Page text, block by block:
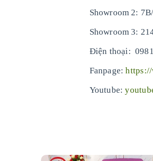
Showroom 2:
Showroom 3:
Điện thoại:
Fanpage:
Youtube: